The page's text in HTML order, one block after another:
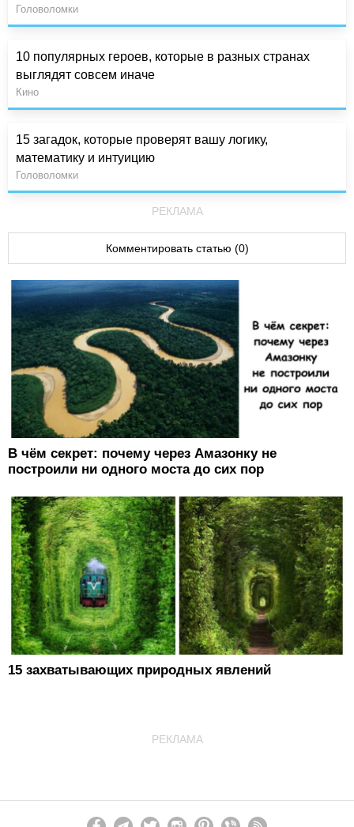
Головоломки
10 популярных героев, которые в разных странах
выглядят совсем иначе
Кино
15 загадок, которые проверят вашу логику,
математику и интуицию
Головоломки
РЕКЛАМА
Комментировать статью (0)
В чём секрет: почему через Амазонку не
построили ни одного моста до сих пор
15 захватывающих природных явлений
РЕКЛАМА